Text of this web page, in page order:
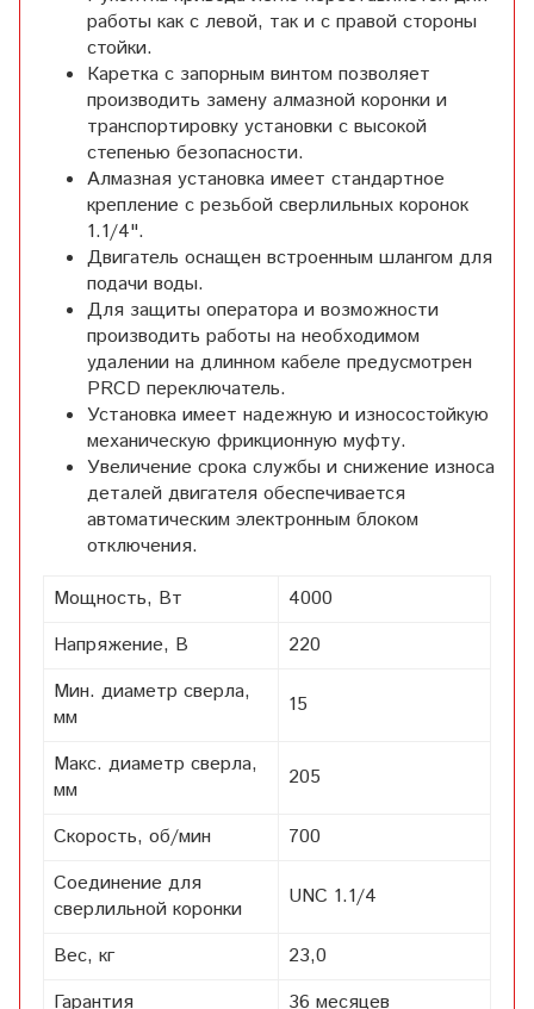
работы как с левой, так и с правой стороны
стойки.
Каретка с запорным винтом позволяет
производить замену алмазной коронки и
транспортировку установки с высокой
степенью безопасности.
Алмазная установка имеет стандартное
крепление с резьбой сверлильных коронок
1.1/4".
Двигатель оснащен встроенным шлангом для
подачи воды.
Для защиты оператора и возможности
производить работы на необходимом
удалении на длинном кабеле предусмотрен
PRCD переключатель.
Установка имеет надежную и износостойкую
механическую фрикционную муфту.
Увеличение срока службы и снижение износа
деталей двигателя обеспечивается
автоматическим электронным блоком
отключения.
Мощность, Вт
4000
Напряжение, В
220
Мин. диаметр сверла,
мм
15
Макс. диаметр сверла,
мм
205
Скорость, об/мин
700
Соединение для
сверлильной коронки
UNC 1.1/4
Вес, кг
23,0
Гарантия
36 месяцев